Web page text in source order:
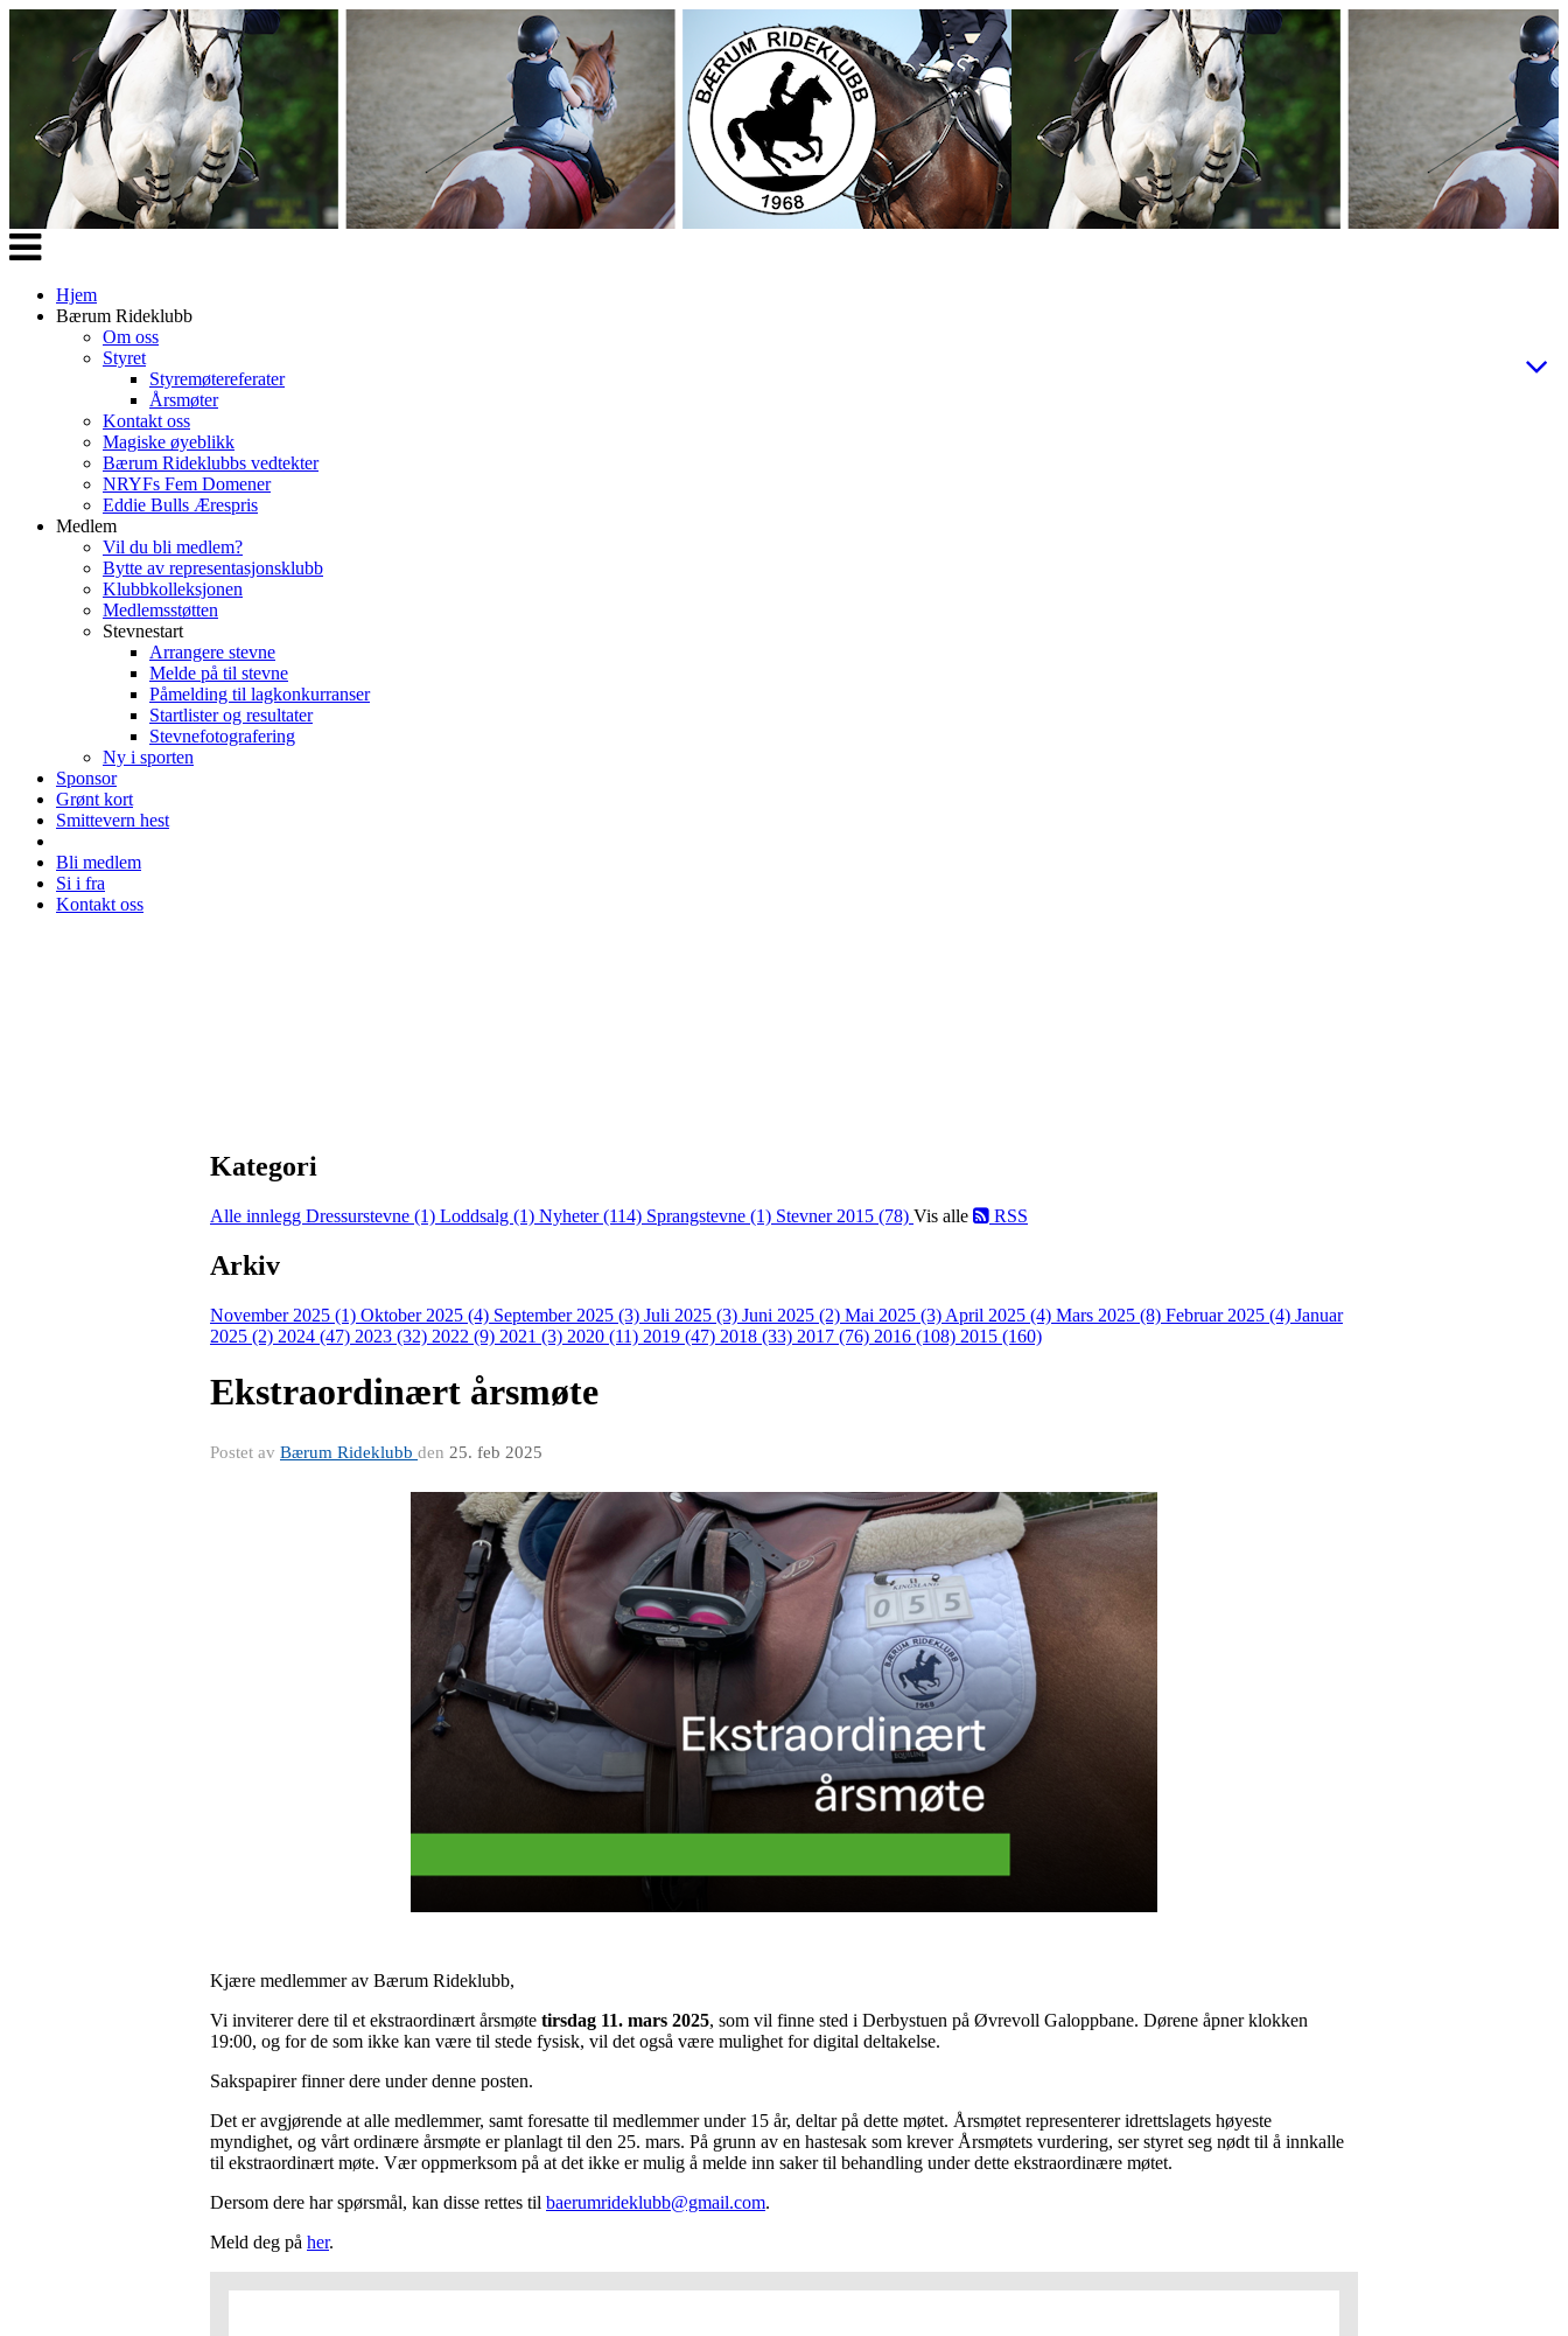
Veksle
navigasjon
Hjem
Bærum Rideklubb
Om oss
Styret
Styremøtereferater
Årsmøter
Kontakt oss
Magiske øyeblikk
Bærum Rideklubbs vedtekter
NRYFs Fem Domener
Eddie Bulls Ærespris
Medlem
Vil du bli medlem?
Bytte av representasjonsklubb
Klubbkolleksjonen
Medlemsstøtten
Stevnestart
Arrangere stevne
Melde på til stevne
Påmelding til lagkonkurranser
Startlister og resultater
Stevnefotografering
Ny i sporten
Sponsor
Grønt kort
Smittevern hest
Bli medlem
Si i fra
Kontakt oss
Kategori
Alle innlegg Dressurstevne (1) Loddsalg (1) Nyheter (114) Sprangstevne (1) Stevner 2015 (78) Vis alle RSS
Arkiv
November 2025 (1) Oktober 2025 (4) September 2025 (3) Juli 2025 (3) Juni 2025 (2) Mai 2025 (3) April 2025 (4) Mars 2025 (8) Februar 2025 (4) Januar
2025 (2) 2024 (47) 2023 (32) 2022 (9) 2021 (3) 2020 (11) 2019 (47) 2018 (33) 2017 (76) 2016 (108) 2015 (160)
Ekstraordinært årsmøte
Postet av Bærum Rideklubb den 25. feb 2025
Kjære medlemmer av Bærum Rideklubb,
Vi inviterer dere til et ekstraordinært årsmøte tirsdag 11. mars 2025, som vil finne sted i Derbystuen på Øvrevoll Galoppbane. Dørene åpner klokken
19:00, og for de som ikke kan være til stede fysisk, vil det også være mulighet for digital deltakelse.
Sakspapirer finner dere under denne posten.
Det er avgjørende at alle medlemmer, samt foresatte til medlemmer under 15 år, deltar på dette møtet. Årsmøtet representerer idrettslagets høyeste
myndighet, og vårt ordinære årsmøte er planlagt til den 25. mars. På grunn av en hastesak som krever Årsmøtets vurdering, ser styret seg nødt til å innkalle
til ekstraordinært møte. Vær oppmerksom på at det ikke er mulig å melde inn saker til behandling under dette ekstraordinære møtet.
Dersom dere har spørsmål, kan disse rettes til baerumrideklubb@gmail.com.
Meld deg på her.